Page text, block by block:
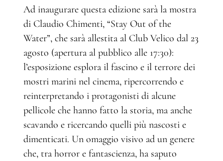
Ad inaugurare questa edizione sarà la mostra
di Claudio Chimenti, “Stay Out of the
Water”, che sarà allestita al Club Velico dal 23
agosto (apertura al pubblico alle 17:30):
l’esposizione esplora il fascino e il terrore dei
mostri marini nel cinema, ripercorrendo e
reinterpretando i protagonisti di alcune
pellicole che hanno fatto la storia, ma anche
scavando e ricercando quelli più nascosti e
dimenticati. Un omaggio visivo ad un genere
che, tra horror e fantascienza, ha saputo